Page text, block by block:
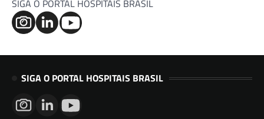
SIGA O PORTAL HOSPITAIS BRASIL
SIGA O PORTAL HOSPITAIS BRASIL